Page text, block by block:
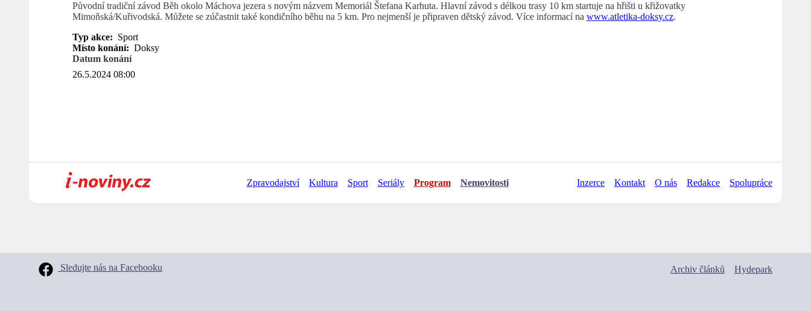
Původní tradiční závod Běh okolo Máchova jezera s novým názvem Memoriál Štefana Karhuta. Hlavní závod s délkou trasy 10 km startuje na hřišti u křižovatky
Mimoňská/Kuřivodská. Můžete se zúčastnit také kondičního běhu na 5 km. Pro nejmenší je připraven dětský závod. Více informací na www.atletika-doksy.cz.
Typ akce: Sport
Místo konání: Doksy
Datum konání
26.5.2024 08:00
Zpravodajství Kultura Sport Seriály Program Nemovitosti Inzerce Kontakt O nás Redakce Spolupráce
Sledujte nás na Facebooku Archiv článků Hydepark